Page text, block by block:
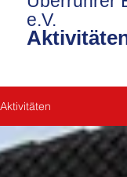
e.V.
Aktivitäten